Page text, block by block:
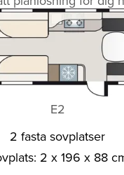
E2
2 fasta sovplatser
2 x 196 x 88